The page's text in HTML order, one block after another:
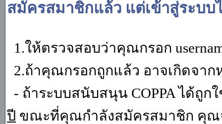
สมัครสมาชิกแล้ว แต่เข้าสู่ระบบ
1.ให้ตรวจสอบว่าคุณกรอก
2.ถ้าคุณกรอกถูกแล้ว อาจเกิดจาก
- ถ้าระบบสนับสนุน COPPA ได้ถู
ปี ขณะที่คุณกำลังสมัครสมาชิก คุ